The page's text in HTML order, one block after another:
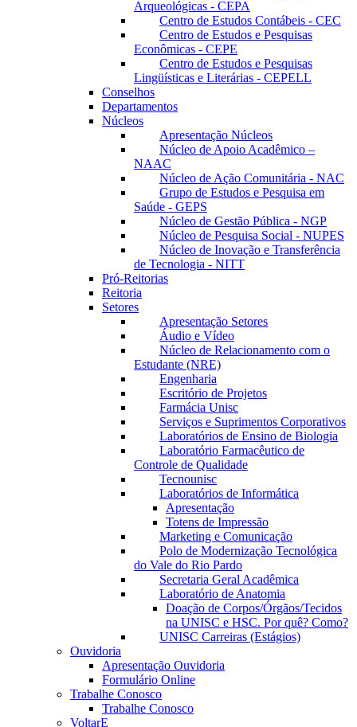
Arqueológicas - CEPA
Centro de Estudos Contábeis - CEC
Centro de Estudos e Pesquisas
Econômicas - CEPE
Centro de Estudos e Pesquisas
Lingüísticas e Literárias - CEPELL
Conselhos
Departamentos
Núcleos
Apresentação Núcleos
Núcleo de Apoio Acadêmico –
NAAC
Núcleo de Ação Comunitária - NAC
Grupo de Estudos e Pesquisa em
Saúde - GEPS
Núcleo de Gestão Pública - NGP
Núcleo de Pesquisa Social - NUPES
Núcleo de Inovação e Transferência
de Tecnologia - NITT
Pró-Reitorias
Reitoria
Setores
Apresentação Setores
Áudio e Vídeo
Núcleo de Relacionamento com o
Estudante (NRE)
Engenharia
Escritório de Projetos
Farmácia Unisc
Serviços e Suprimentos Corporativos
Laboratórios de Ensino de Biologia
Laboratório Farmacêutico de
Controle de Qualidade
Tecnounisc
Laboratórios de Informática
Apresentação
Totens de Impressão
Marketing e Comunicação
Polo de Modernização Tecnológica
do Vale do Rio Pardo
Secretaria Geral Acadêmica
Laboratório de Anatomia
Doação de Corpos/Órgãos/Tecidos
na UNISC e HSC. Por quê? Como?
UNISC Carreiras (Estágios)
Ouvidoria
Apresentação Ouvidoria
Formulário Online
Trabalhe Conosco
Trabalhe Conosco
VoltarE